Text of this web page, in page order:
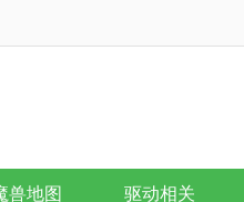
兽地图 驱动相关